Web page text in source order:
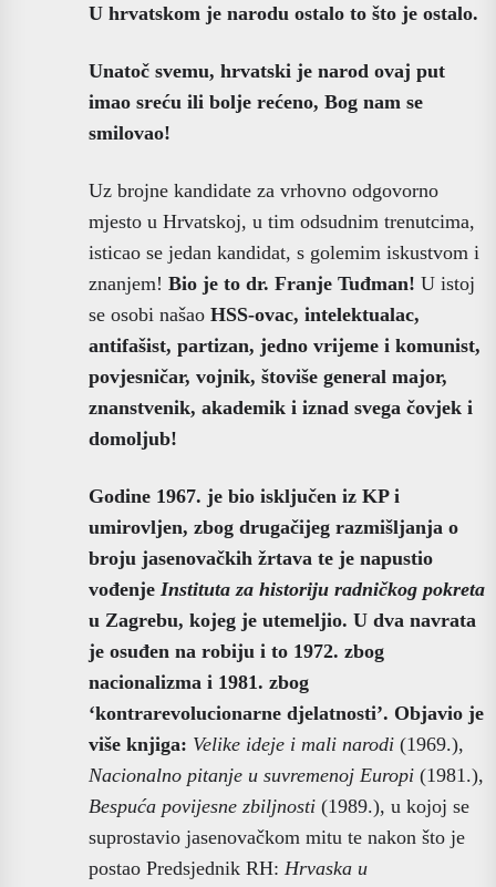
U hrvatskom je narodu ostalo to što je ostalo.
Unatoč svemu, hrvatski je narod ovaj put
imao sreću ili bolje rećeno, Bog nam se
smilovao!
Uz brojne kandidate za vrhovno odgovorno
mjesto u Hrvatskoj, u tim odsudnim trenutcima,
isticao se jedan kandidat, s golemim iskustvom i
znanjem! Bio je to dr. Franje Tuđman! U istoj
se osobi našao HSS-ovac, intelektualac,
antifašist, partizan, jedno vrijeme i komunist,
povjesničar, vojnik, štoviše general major,
znanstvenik, akademik i iznad svega čovjek i
domoljub!
Godine 1967. je bio isključen iz KP i
umirovljen, zbog drugačijeg razmišljanja o
broju jasenovačkih žrtava te je napustio
vođenje Instituta za historiju radničkog pokreta
u Zagrebu, kojeg je utemeljio. U dva navrata
je osuđen na robiju i to 1972. zbog
nacionalizma i 1981. zbog
‘kontrarevolucionarne djelatnosti’. Objavio je
više knjiga: Velike ideje i mali narodi (1969.),
Nacionalno pitanje u suvremenoj Europi (1981.),
Bespuća povijesne zbiljnosti (1989.), u kojoj se
suprostavio jasenovačkom mitu te nakon što je
postao Predsjednik RH: Hrvaska u